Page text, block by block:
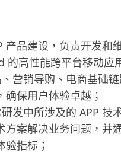
产品建设，负责开发和
的高性能跨平台移动应
营销导购、电商基础
确保用户体验卓越；
发中所涉及的 APP 技
方案解决业务问题，并
验指标；